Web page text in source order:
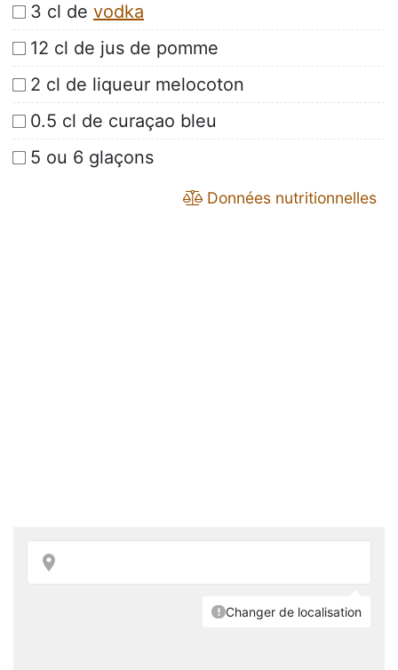
3 cl de vodka
12 cl de jus de pomme
2 cl de liqueur melocoton
0.5 cl de curaçao bleu
5 ou 6 glaçons
Données nutritionnelles